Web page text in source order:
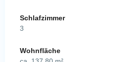
Schlafzimmer
3
Wohnfläche